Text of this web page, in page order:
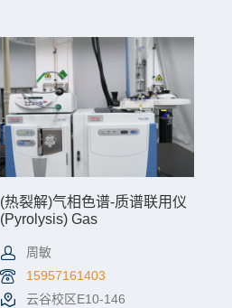
(热裂解)气相色谱-质谱联用仪
(Pyrolysis) Gas
Spectrometry
周敏
15957161403
云谷校区E10-146